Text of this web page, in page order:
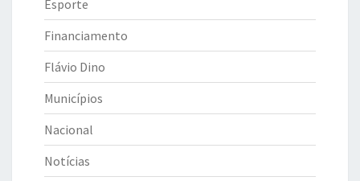
Esporte
Financiamento
Flávio Dino
Municípios
Nacional
Notícias